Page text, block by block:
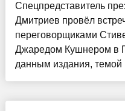
Спецпредставитель
Дмитриев провёл
переговорщиками
Джаредом Кушнером в
данным издания, темой